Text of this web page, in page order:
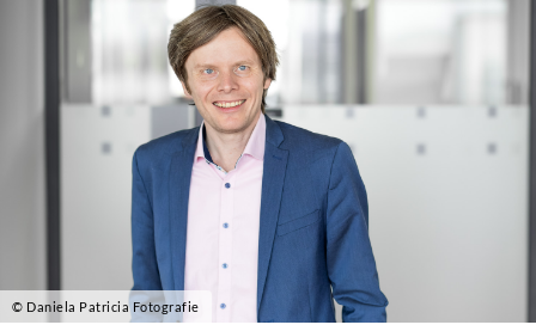
© Daniela Patricia Fotografie